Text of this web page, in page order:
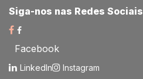
Siga-nos nas Redes Sociais​
Facebook
LinkedIn Instagram